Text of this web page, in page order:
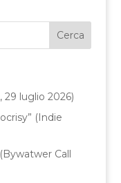
29 luglio 2026)
(Indie
Call